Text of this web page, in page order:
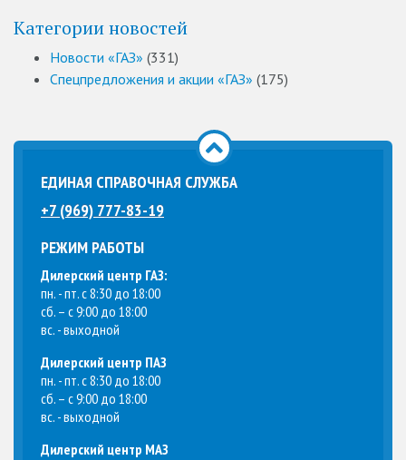
Категории новостей
Новости «ГАЗ» (331)
Спецпредложения и акции «ГАЗ» (175)
ЕДИНАЯ СПРАВОЧНАЯ СЛУЖБА
+7 (969) 777-83-19
РЕЖИМ РАБОТЫ
Дилерский центр ГАЗ:
пн. - пт. с 8:30 до 18:00
сб. – с 9:00 до 18:00
вс. - выходной
Дилерский центр ПАЗ
пн. - пт. с 8:30 до 18:00
сб. – с 9:00 до 18:00
вс. - выходной
Дилерский центр МАЗ